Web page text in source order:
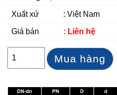
Xuất xứ : Việt Nam
Giá bán : Liên hệ
Mua hàng